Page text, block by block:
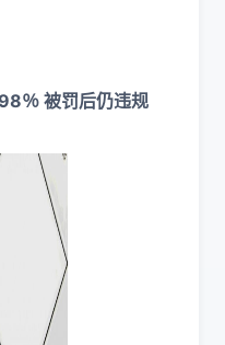
％ 被罚后仍违规